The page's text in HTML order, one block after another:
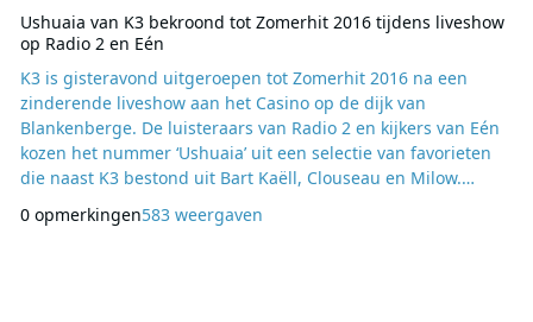
Ushuaia van K3 bekroond tot Zomerhit 2016 tijdens liveshow
op Radio 2 en Eén
K3 is gisteravond uitgeroepen tot Zomerhit 2016 na een
zinderende liveshow aan het Casino op de dijk van
Blankenberge. De luisteraars van Radio 2 en kijkers van Eén
kozen het nummer ‘Ushuaia’ uit een selectie van favorieten
die naast K3 bestond uit Bart Kaëll, Clouseau en Milow.
ster’ van Stan Van Samang op. De prijzen voor beste
0 opmerkingen583 weergaven